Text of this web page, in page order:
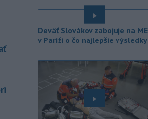
piatim uzneseniam mestských
zastupiteľstiev a trom uzneseniam
zastupiteľstiev samosprávnych krajov.
Richard Raši (Hlas-SD) odsudzuje
mladých ľudí zo zahraničia,
ktorý sa stal v Nitre. Verí, že polícia
páchateľov nájde a za tento čin
ponesú následky.
Deväť Slovákov zabojuje na ME
v Paríži o čo najlepšie výsledky